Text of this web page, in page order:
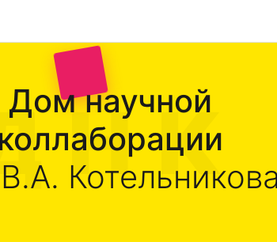
Дом научной
Котельникова